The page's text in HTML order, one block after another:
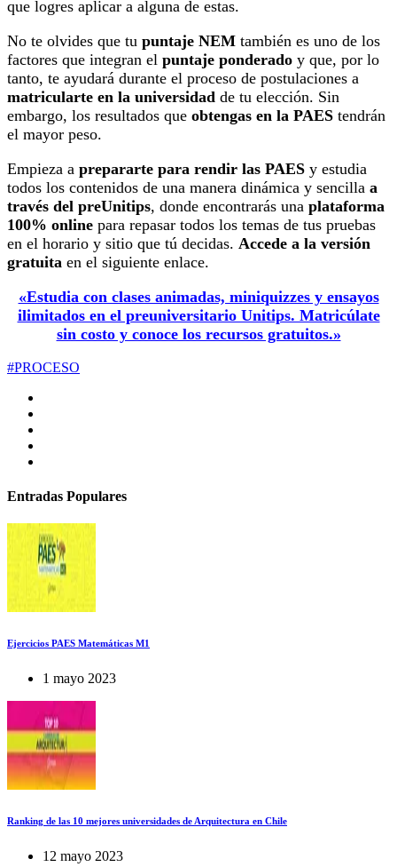
que logres aplicar a alguna de estas.
No te olvides que tu puntaje NEM también es uno de los
factores que integran el puntaje ponderado y que, por lo
tanto, te ayudará durante el proceso de postulaciones a
matricularte en la universidad de tu elección. Sin
embargo, los resultados que obtengas en la PAES tendrán
el mayor peso.
Empieza a prepararte para rendir las PAES y estudia
todos los contenidos de una manera dinámica y sencilla a
través del preUnitips, donde encontrarás una plataforma
100% online para repasar todos los temas de tus pruebas
en el horario y sitio que tú decidas. Accede a la versión
gratuita en el siguiente enlace.
«Estudia con clases animadas, miniquizzes y ensayos
ilimitados en el preuniversitario Unitips. Matricúlate
sin costo y conoce los recursos gratuitos.»
#PROCESO
Entradas Populares
Ejercicios PAES Matemáticas M1
1 mayo 2023
Ranking de las 10 mejores universidades de Arquitectura en Chile
12 mayo 2023